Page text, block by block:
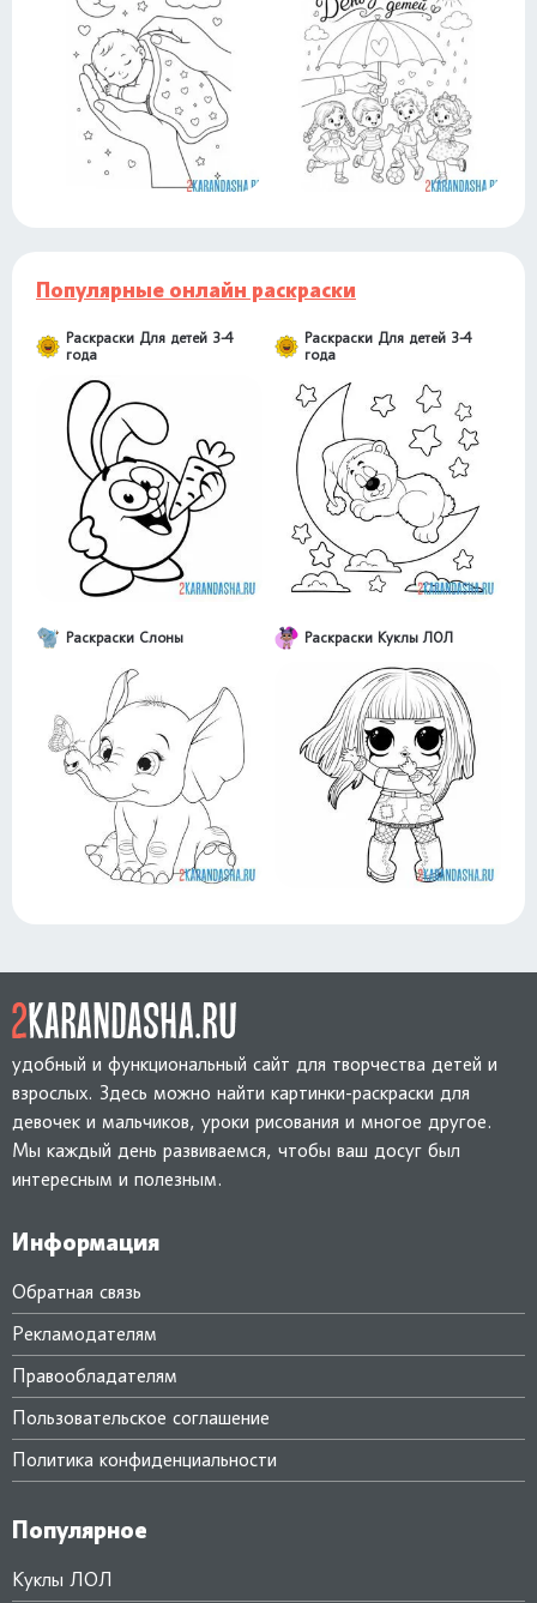
Популярные онлайн раскраски
Раскраски Для детей 3-4
года
Раскраски Для детей 3-4
года
Раскраски Слоны Раскраски Куклы ЛОЛ
удобный и функциональный сайт для творчества детей и
взрослых. Здесь можно найти картинки-раскраски для
девочек и мальчиков, уроки рисования и многое другое.
Мы каждый день развиваемся, чтобы ваш досуг был
интересным и полезным.
Информация
Обратная связь
Рекламодателям
Правообладателям
Пользовательское соглашение
Политика конфиденциальности
Популярное
Куклы ЛОЛ